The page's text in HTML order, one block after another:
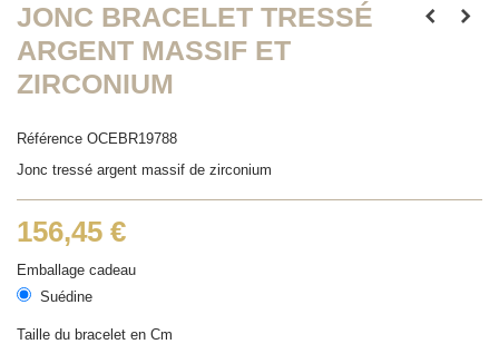
JONC BRACELET TRESSÉ
ARGENT MASSIF ET
ZIRCONIUM
Référence OCEBR19788
Jonc tressé argent massif de zirconium
156,45 €
Emballage cadeau
Suédine
Taille du bracelet en Cm